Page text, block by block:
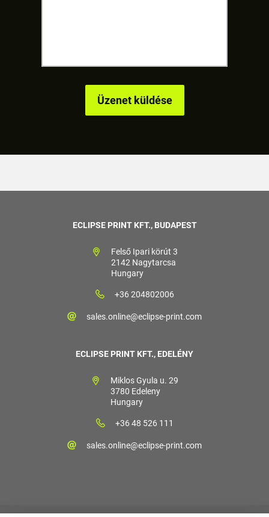
ECLIPSE PRINT KFT., BUDAPEST
Felső Ipari körút 3
2142 Nagytarcsa
Hungary
+36 204802006
sales.online@eclipse-print.com
ECLIPSE PRINT KFT., EDELÉNY
Miklos Gyula u. 29
3780 Edeleny
Hungary
+36 48 526 111
sales.online@eclipse-print.com